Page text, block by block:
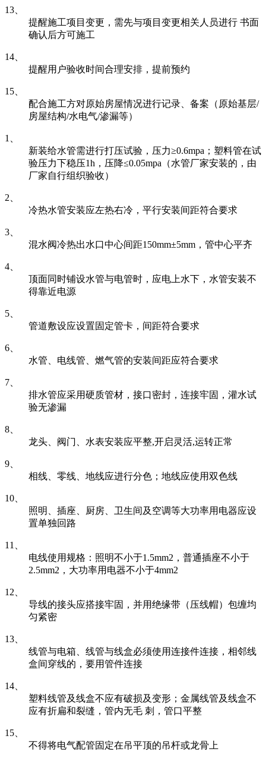
13、
提醒施工项目变更，需先与项目变更相关人员进行 书面
确认后方可施工
14、
提醒用户验收时间合理安排，提前预约
15、
配合施工方对原始房屋情况进行记录、备案（原始基层/
房屋结构/水电气/渗漏等）
1、
新装给水管需进行打压试验，压力≥0.6mpa；塑料管在试
验压力下稳压1h，压降≤0.05mpa（水管厂家安装的，由
厂家自行组织验收）
2、
冷热水管安装应左热右冷，平行安装间距符合要求
3、
混水阀冷热出水口中心间距150mm±5mm，管中心平齐
4、
顶面同时铺设水管与电管时，应电上水下，水管安装不
得靠近电源
5、
管道敷设应设置固定管卡，间距符合要求
6、
水管、电线管、燃气管的安装间距应符合要求
7、
排水管应采用硬质管材，接口密封，连接牢固，灌水试
验无渗漏
8、
龙头、阀门、水表安装应平整,开启灵活,运转正常
9、
相线、零线、地线应进行分色；地线应使用双色线
10、
照明、插座、厨房、卫生间及空调等大功率用电器应设
置单独回路
11、
电线使用规格：照明不小于1.5mm2，普通插座不小于
2.5mm2，大功率用电器不小于4mm2
12、
导线的接头应搭接牢固，并用绝缘带（压线帽）包缠均
匀紧密
13、
线管与电箱、线管与线盒必须使用连接件连接，相邻线
盒间穿线的，要用管件连接
14、
塑料线管及线盒不应有破损及变形；金属线管及线盒不
应有折扁和裂缝，管内无毛 刺，管口平整
15、
不得将电气配管固定在吊平顶的吊杆或龙骨上